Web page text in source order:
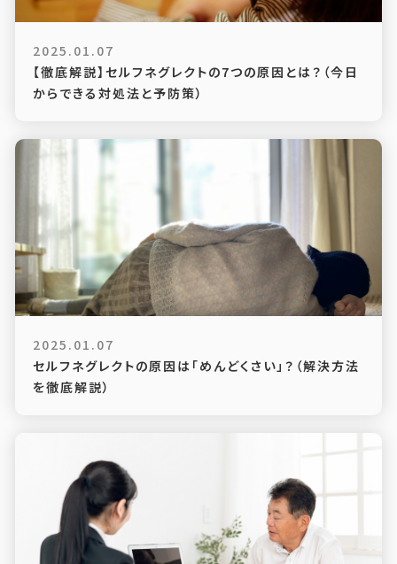
2025.01.07
【徹底解説】セルフネグレクトの7つの原因とは？（今日
からできる対処法と予防策）
2025.01.07
セルフネグレクトの原因は「めんどくさい」？（解決方法
を徹底解説）